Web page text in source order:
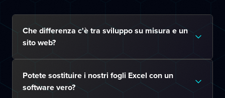
Che differenza c'è tra sviluppo su misura e un
sito web?
Potete sostituire i nostri fogli Excel con un
software vero?